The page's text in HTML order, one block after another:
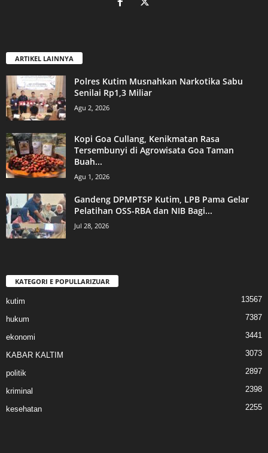
ARTIKEL LAINNYA
Polres Kutim Musnahkan Narkotika Sabu
Senilai Rp1,3 Miliar
Agu 2, 2026
Kopi Goa Cullang, Kenikmatan Rasa
Tersembunyi di Agrowisata Goa Taman
Buah...
Agu 1, 2026
Gandeng DPMPTSP Kutim, LPB Pama Gelar
Pelatihan OSS-RBA dan NIB Bagi...
Jul 28, 2026
KATEGORI E POPULLARIZUAR
kutim 13567
hukum 7387
ekonomi 3441
KABAR KALTIM 3073
politik 2897
kriminal 2398
kesehatan 2255